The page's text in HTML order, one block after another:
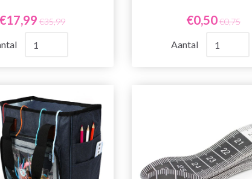
€17,99 €35,99 €0,50€0,75
Aantal